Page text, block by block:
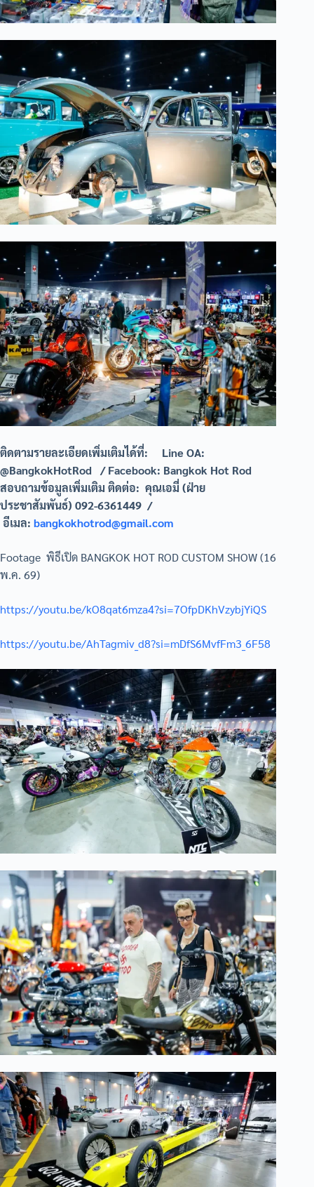
ติดตามรายละเอียดเพิ่มเติมได้ที่: Line OA:
@BangkokHotRod / Facebook: Bangkok Hot Rod
สอบถามข้อมูลเพิ่มเติม ติดต่อ: คุณเอมี่ (ฝ่าย
ประชาสัมพันธ์) 092-6361449 /
อีเมล: bangkokhotrod@gmail.com
Footage พิธีเปิด BANGKOK HOT ROD CUSTOM SHOW (16
พ.ค. 69)
https://youtu.be/kO8qat6mza4?si=7OfpDKhVzybjYiQS
https://youtu.be/AhTagmiv_d8?si=mDfS6MvfFm3_6F58